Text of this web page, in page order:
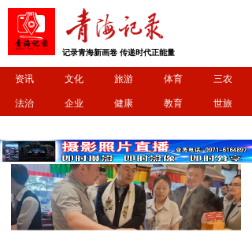
记录青海新画卷 传递时代正能量
资讯 文化 旅游 体育 三农
法治 企业 健康 教育 世旅